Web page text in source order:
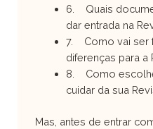
6. Quais
dar entrada na
7. Como vai ser
diferenças para a
8. Como
cuidar da sua
Mas, antes de entrar